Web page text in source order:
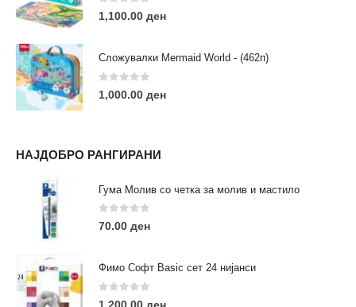
0 out of 5
1,100.00 ден
Сложувалки Mermaid World - (462п)
0 out of 5
1,000.00 ден
НАЈДОБРО РАНГИРАНИ
Гума Молив со четка за молив и мастило
0out of 5
70.00 ден
Фимо Софт Basic сет 24 нијанси
0 out of 5
ЛИНКОВИ
Услови за користење
Големопродажба
Кариера
За нас
Нашите локации
ПОПУЛАРНИ ТАГОВИ
eurodanvest FIMO Креативни Сетови
markers
rapitografi sketch staedtler